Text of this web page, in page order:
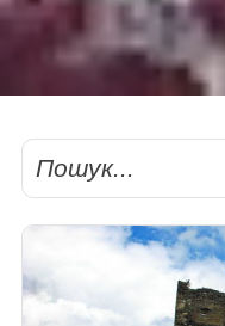
Пошук